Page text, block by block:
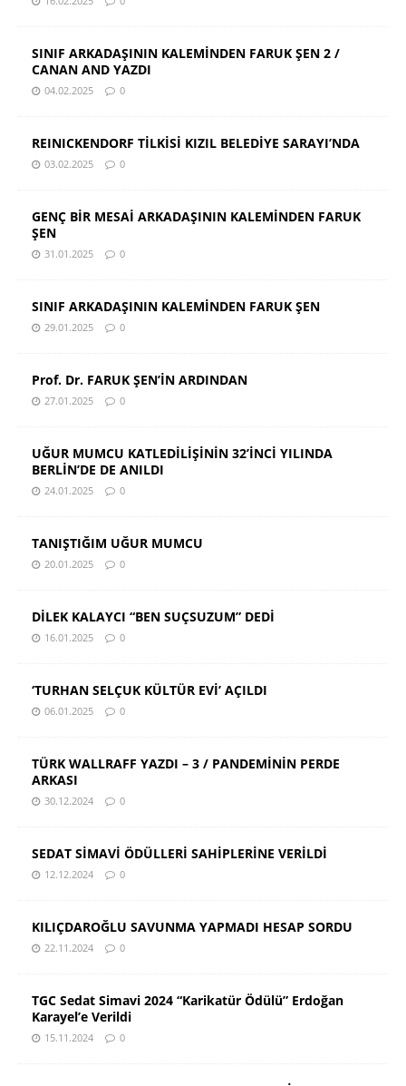
SINIF ARKADAŞININ KALEMİNDEN FARUK ŞEN 2 /
CANAN AND YAZDI
04.02.2025 0
REINICKENDORF TİLKİSİ KIZIL BELEDİYE SARAYI’NDA
03.02.2025 0
GENÇ BİR MESAİ ARKADAŞININ KALEMİNDEN FARUK
ŞEN
31.01.2025 0
SINIF ARKADAŞININ KALEMİNDEN FARUK ŞEN
29.01.2025 0
Prof. Dr. FARUK ŞEN’İN ARDINDAN
27.01.2025 0
UĞUR MUMCU KATLEDİLİŞİNİN 32’İNCİ YILINDA
BERLİN’DE DE ANILDI
24.01.2025 0
TANIŞTIĞIM UĞUR MUMCU
20.01.2025 0
DİLEK KALAYCI “BEN SUÇSUZUM” DEDİ
16.01.2025 0
‘TURHAN SELÇUK KÜLTÜR EVİ’ AÇILDI
06.01.2025 0
TÜRK WALLRAFF YAZDI – 3 / PANDEMİNİN PERDE
ARKASI
30.12.2024 0
SEDAT SİMAVİ ÖDÜLLERİ SAHİPLERİNE VERİLDİ
12.12.2024 0
KILIÇDAROĞLU SAVUNMA YAPMADI HESAP SORDU
22.11.2024 0
TGC Sedat Simavi 2024 “Karikatür Ödülü” Erdoğan
Karayel’e Verildi
15.11.2024 0